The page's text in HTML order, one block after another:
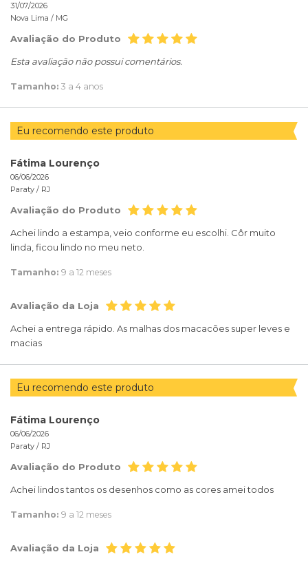
31/07/2026
Nova Lima / MG
Avaliação do Produto
Esta avaliação não possui comentários.
Tamanho: 3 a 4 anos
Eu recomendo este produto
Fátima Lourenço
06/06/2026
Paraty / RJ
Avaliação do Produto
Achei lindo a estampa, veio conforme eu escolhi. Côr muito
linda, ficou lindo no meu neto.
Tamanho: 9 a 12 meses
Avaliação da Loja
Achei a entrega rápido. As malhas dos macacões super leves e
macias
Eu recomendo este produto
Fátima Lourenço
06/06/2026
Paraty / RJ
Avaliação do Produto
Achei lindos tantos os desenhos como as cores amei todos
Tamanho: 9 a 12 meses
Avaliação da Loja